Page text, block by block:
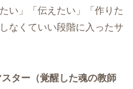
い」「伝えたい」「作りた
なくていい段階に入ったサ
ター（覚醒した魂の教師